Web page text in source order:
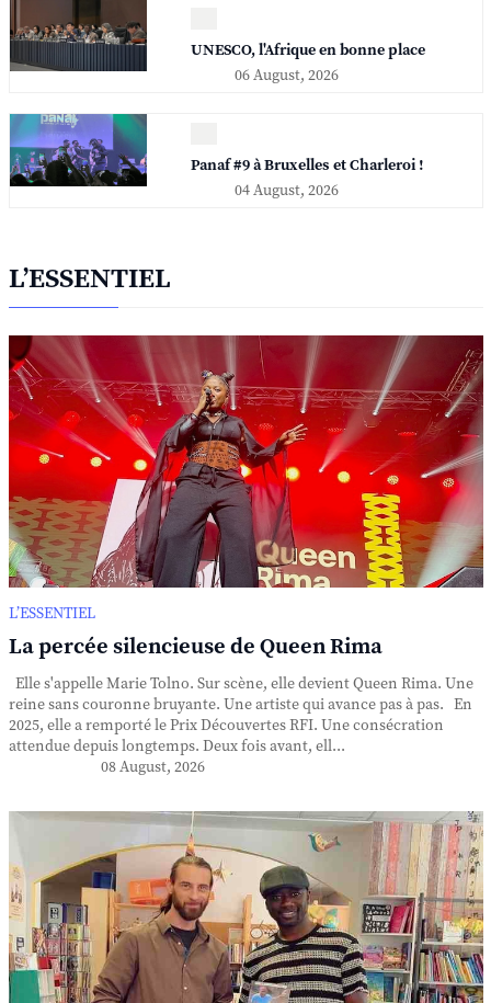
UNESCO, l'Afrique en bonne place
06 August, 2026
Panaf #9 à Bruxelles et Charleroi !
04 August, 2026
L’ESSENTIEL
L’ESSENTIEL
La percée silencieuse de Queen Rima
Elle s'appelle Marie Tolno. Sur scène, elle devient Queen Rima. Une
reine sans couronne bruyante. Une artiste qui avance pas à pas. En
2025, elle a remporté le Prix Découvertes RFI. Une consécration
attendue depuis longtemps. Deux fois avant, ell...
08 August, 2026